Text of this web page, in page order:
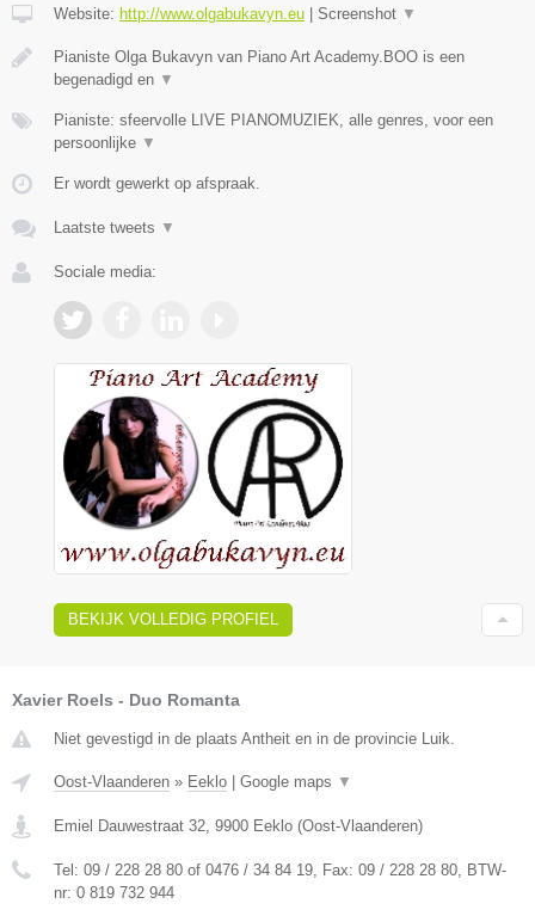
Website: http://www.olgabukavyn.eu Screenshot ▼
Pianiste Olga Bukavyn van Piano Art Academy.BOO is een
begenadigd en ▼
Pianiste: sfeervolle LIVE PIANOMUZIEK, alle genres, voor een
persoonlijke ▼
Er wordt gewerkt op afspraak.
Laatste tweets ▼
Sociale media:
BEKIJK VOLLEDIG PROFIEL
Xavier Roels - Duo Romanta
Niet gevestigd in de plaats Antheit en in de provincie Luik.
Oost-Vlaanderen » Eeklo | Google maps ▼
Emiel Dauwestraat 32 9900 Eeklo (Oost-Vlaanderen)
Tel: 09 / 228 28 80 of 0476 / 34 84 19 , Fax: 09 / 228 28 80 , BTW-
nr: 0 819 732 944